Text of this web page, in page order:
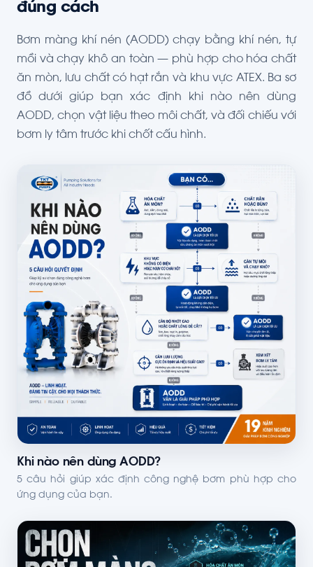
đúng cách
Bơm màng khí nén (AODD) chạy bằng khí nén, tự
mồi và chạy khô an toàn — phù hợp cho hóa chất
ăn mòn, lưu chất có hạt rắn và khu vực ATEX. Ba sơ
đồ dưới giúp bạn xác định khi nào nên dùng
AODD, chọn vật liệu theo môi chất, và đối chiếu với
bơm ly tâm trước khi chốt cấu hình.
Khi nào nên dùng AODD?
5 câu hỏi giúp xác định công nghệ bơm phù hợp cho
ứng dụng của bạn.